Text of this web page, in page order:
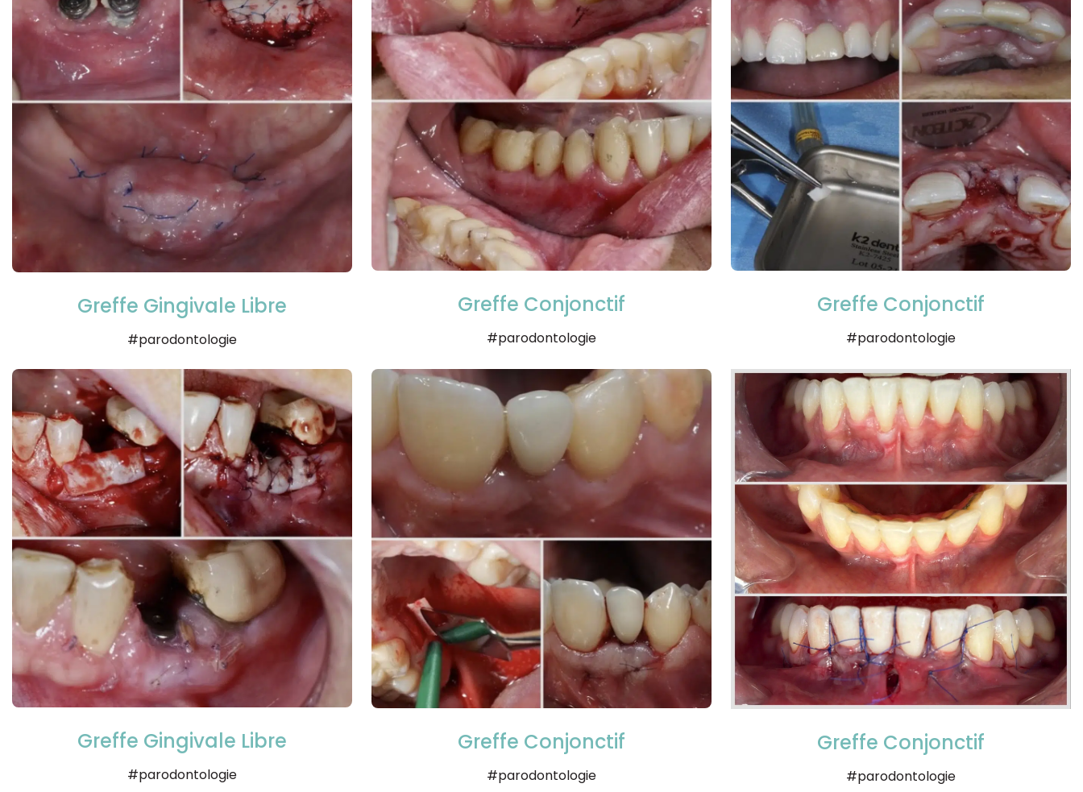
Greffe Gingivale Libre
#parodontologie
Greffe Conjonctif
#parodontologie
Greffe Conjonctif
#parodontologie
Greffe Gingivale Libre
#parodontologie
Greffe Conjonctif
#parodontologie
Greffe Conjonctif
#parodontologie